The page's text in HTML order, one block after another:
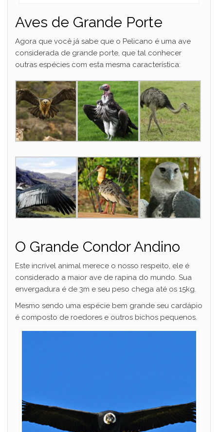
Aves de Grande Porte
Agora que você já sabe que o Pelicano é uma ave
considerada de grande porte, que tal conhecer
outras espécies com esta mesma característica:
O Grande Condor Andino
Este incrível animal merece o nosso respeito, ele é
considerado a maior ave de rapina do mundo. Sua
envergadura é de 3m e seu peso chega até os 15kg.
Mesmo sendo uma espécie bem grande seu cardápio
é composto de roedores e outros bichos pequenos.